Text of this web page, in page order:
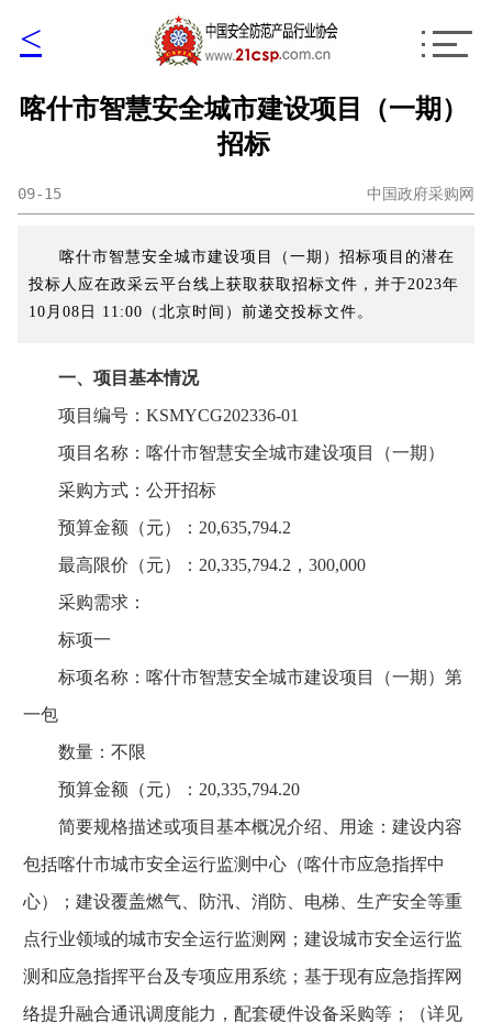
<
喀什市智慧安全城市建设项目（一期）
招标
09-15 中国政府采购网
喀什市智慧安全城市建设项目（一期）招标项目的潜在
投标人应在政采云平台线上获取获取招标文件，并于2023年
10月08日 11:00（北京时间）前递交投标文件。
一、项目基本情况
项目编号：KSMYCG202336-01
项目名称：喀什市智慧安全城市建设项目（一期）
采购方式：公开招标
预算金额（元）：20,635,794.2
最高限价（元）：20,335,794.2，300,000
采购需求：
标项一
标项名称：喀什市智慧安全城市建设项目（一期）第
一包
数量：不限
预算金额（元）：20,335,794.20
简要规格描述或项目基本概况介绍、用途：建设内容
包括喀什市城市安全运行监测中心（喀什市应急指挥中
心）；建设覆盖燃气、防汛、消防、电梯、生产安全等重
点行业领域的城市安全运行监测网；建设城市安全运行监
测和应急指挥平台及专项应用系统；基于现有应急指挥网
络提升融合通讯调度能力，配套硬件设备采购等；（详见